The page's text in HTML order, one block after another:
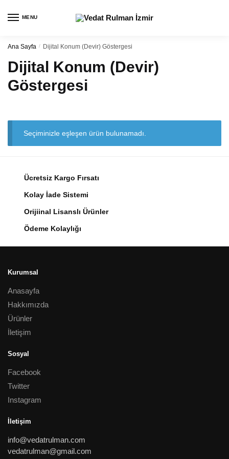
için
içeriği MENU
Ana Sayfa / Dijital Konum (Devir) Göstergesi
Dijital Konum (Devir)
Göstergesi
Seçiminizle eşleşen ürün bulunamadı.
Ücretsiz Kargo Fırsatı
Kolay İade Sistemi
Orijiinal Lisanslı Ürünler
Ödeme Kolaylığı
Kurumsal
Anasayfa
Hakkımızda
Ürünler
İletişim
Sosyal
Facebook
Twitter
Instagram
İletişim
info@vedatrulman.com
vedatrulman@gmail.com